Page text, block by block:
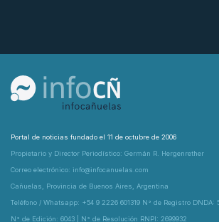
Portal de noticias fundado el 11 de octubre de 2006
Propietario y Director Periodístico: Germán R. Hergenrether
Correo electrónico: info@infocanuelas.com
Cañuelas, Provincia de Buenos Aires, Argentina
Teléfono / Whatsapp: +54 9 2226 601319 N° de Registro DNDA:
N° de Edición: 6043 | N° de Resolución RNPI: 2699932